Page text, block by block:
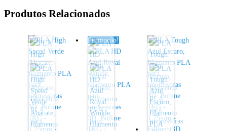
Produtos Relacionados
Promoção!